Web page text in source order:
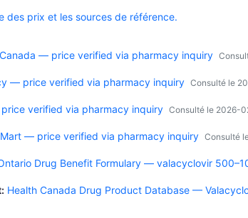
des prix et les sources de référence.
— price verified via pharmacy inquiry
— price verified via pharmacy inquiry Consulté le
verified via pharmacy inquiry Consulté le 2026-
— price verified via pharmacy inquiry Consulté
Drug Benefit Formulary — valacyclovir
Health Canada Drug Product Database —